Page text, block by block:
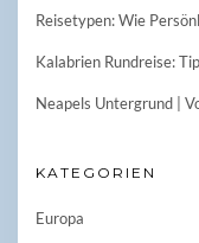
Reisetypen: Wie
Kalabrien Rundreise:
Neapels Untergrund |
KATEGORIEN
Europa